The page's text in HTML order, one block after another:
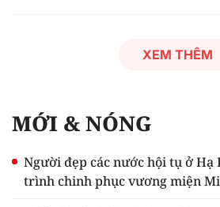
XEM THÊM
MỚI & NÓNG
Người đẹp các nước hội tụ ở Hạ
trình chinh phục vương miện